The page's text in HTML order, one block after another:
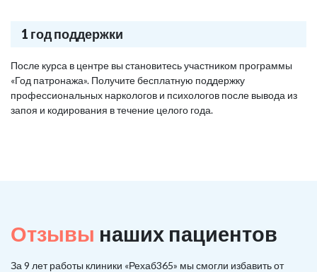
1 год поддержки
После курса в центре вы становитесь участником программы
«Год патронажа». Получите бесплатную поддержку
профессиональных наркологов и психологов после вывода из
запоя и кодирования в течение целого года.
Отзывы наших пациентов
За 9 лет работы клиники «Рехаб365» мы смогли избавить от